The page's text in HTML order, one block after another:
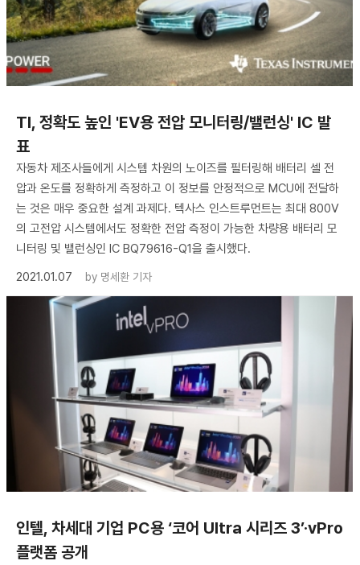
TI, 정확도 높인 'EV용 전압 모니터링/밸런싱' IC 발
표
자동차 제조사들에게 시스템 차원의 노이즈를 필터링해 배터리 셀 전
압과 온도를 정확하게 측정하고 이 정보를 안정적으로 MCU에 전달하
는 것은 매우 중요한 설계 과제다. 텍사스 인스트루먼트는 최대 800V
의 고전압 시스템에서도 정확한 전압 측정이 가능한 차량용 배터리 모
니터링 및 밸런싱인 IC BQ79616-Q1을 출시했다.
2021.01.07
by 명세환 기자
인텔, 차세대 기업 PC용 ‘코어 Ultra 시리즈 3’·vPro
플랫폼 공개